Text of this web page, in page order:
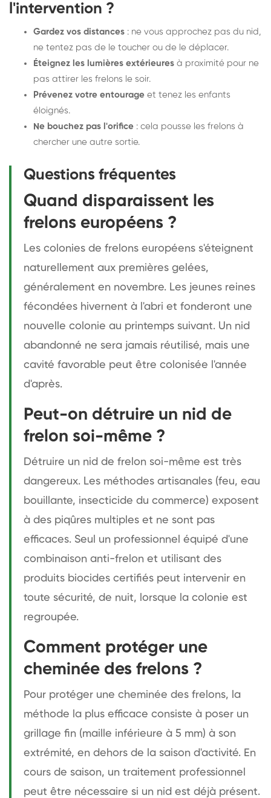
l'intervention ?
Gardez vos distances : ne vous approchez pas du nid,
ne tentez pas de le toucher ou de le déplacer.
Éteignez les lumières extérieures à proximité pour ne
pas attirer les frelons le soir.
Prévenez votre entourage et tenez les enfants
éloignés.
Ne bouchez pas l'orifice : cela pousse les frelons à
chercher une autre sortie.
Questions fréquentes
Quand disparaissent les
frelons européens ?
Les colonies de frelons européens s'éteignent
naturellement aux premières gelées,
généralement en novembre. Les jeunes reines
fécondées hivernent à l'abri et fonderont une
nouvelle colonie au printemps suivant. Un nid
abandonné ne sera jamais réutilisé, mais une
cavité favorable peut être colonisée l'année
d'après.
Peut-on détruire un nid de
frelon soi-même ?
Détruire un nid de frelon soi-même est très
dangereux. Les méthodes artisanales (feu, eau
bouillante, insecticide du commerce) exposent
à des piqûres multiples et ne sont pas
efficaces. Seul un professionnel équipé d'une
combinaison anti-frelon et utilisant des
produits biocides certifiés peut intervenir en
toute sécurité, de nuit, lorsque la colonie est
regroupée.
Comment protéger une
cheminée des frelons ?
Pour protéger une cheminée des frelons, la
méthode la plus efficace consiste à poser un
grillage fin (maille inférieure à 5 mm) à son
extrémité, en dehors de la saison d'activité. En
cours de saison, un traitement professionnel
peut être nécessaire si un nid est déjà présent.